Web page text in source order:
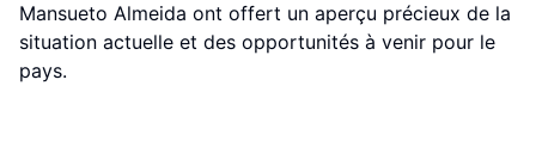
Mansueto Almeida ont offert un aperçu précieux de la
situation actuelle et des opportunités à venir pour le
pays.